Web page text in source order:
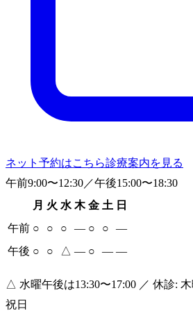
ネット予約はこちら診療案内を見る
午前9:00〜12:30／午後15:00〜18:30
月 火 水 木 金 土 日
午前 ○ ○ ○ ― ○ ○
―
午後 ○ ○ △ ― ○ ― ―
△ 水曜午後は13:30〜17:00 ／ 休診:
祝日